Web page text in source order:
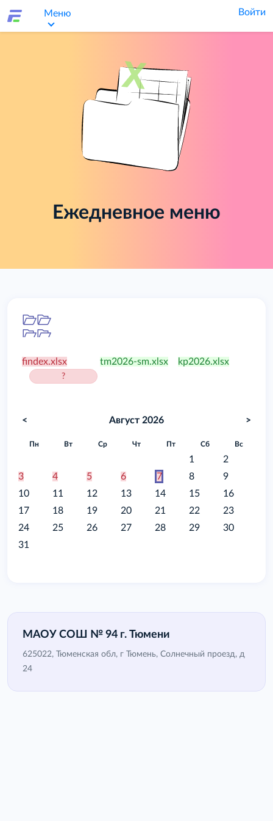
Меню Войти
Ежедневное меню
findex.xlsx
?
tm2026-sm.xlsx kp2026.xlsx
< Август 2026 >
Пн Вт Ср Чт Пт Сб Вс
1
2
3
4 5 6 7 8
9
10
11 12 13 14 15
16
17
18 19 20 21 22
23
24
25 26 27 28 29
30
31
МАОУ СОШ № 94 г. Тюмени
625022, Тюменская обл, г Тюмень, Солнечный проезд, д
24